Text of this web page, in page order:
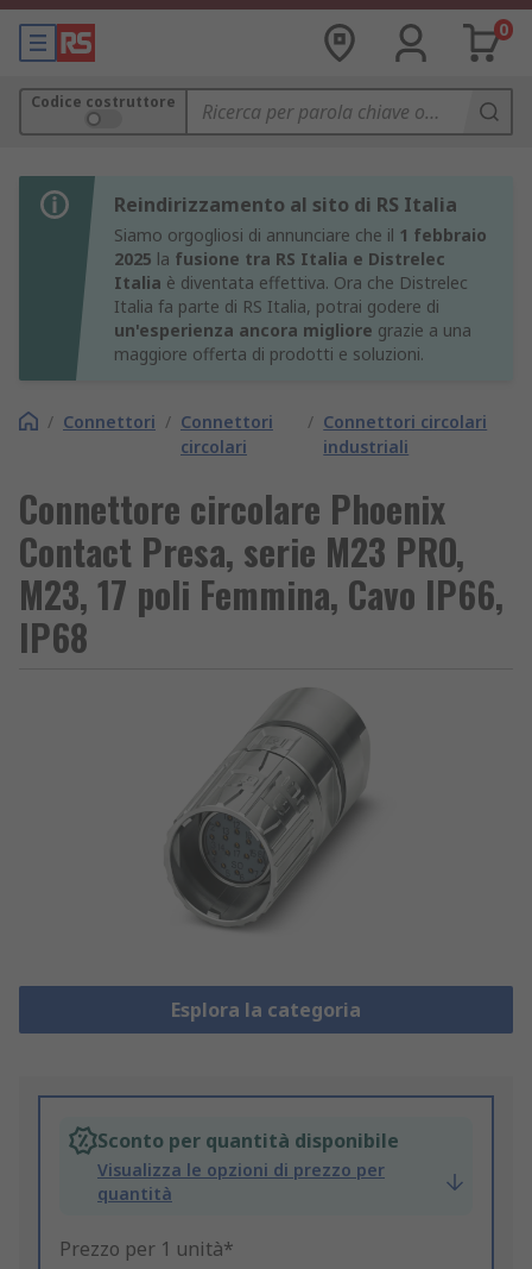
0
Codice costruttore
Reindirizzamento al sito di RS Italia
Siamo orgogliosi di annunciare che il 1 febbraio
2025 la fusione tra RS Italia e Distrelec
Italia è diventata effettiva. Ora che Distrelec
Italia fa parte di RS Italia, potrai godere di
un'esperienza ancora migliore grazie a una
maggiore offerta di prodotti e soluzioni.
/ Connettori / Connettori
circolari
/ Connettori circolari
industriali
Connettore circolare Phoenix
Contact Presa, serie M23 PRO,
M23, 17 poli Femmina, Cavo IP66,
IP68
Esplora la categoria
Sconto per quantità disponibile
Visualizza le opzioni di prezzo per
quantità
Prezzo per 1 unità*